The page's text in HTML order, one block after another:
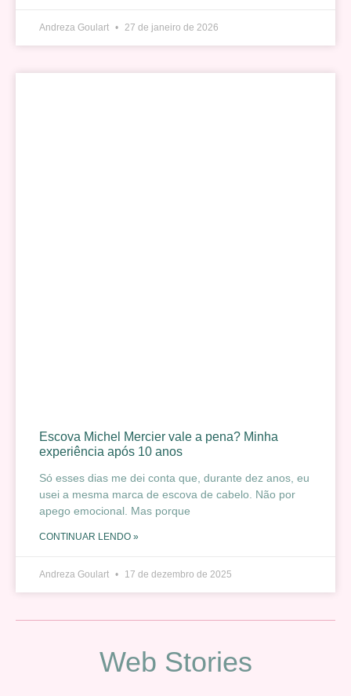
Andreza Goulart 27 de janeiro de 2026
Escova Michel Mercier vale a pena? Minha
experiência após 10 anos
Só esses dias me dei conta que, durante dez anos, eu
usei a mesma marca de escova de cabelo. Não por
apego emocional. Mas porque
CONTINUAR LENDO »
Andreza Goulart 17 de dezembro de 2025
Web Stories